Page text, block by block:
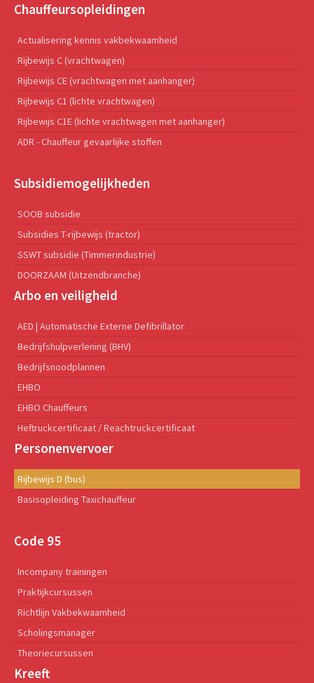
Chauffeursopleidingen
Actualisering kennis vakbekwaamheid
Rijbewijs C (vrachtwagen)
Rijbewijs CE (vrachtwagen met aanhanger)
Rijbewijs C1 (lichte vrachtwagen)
Rijbewijs C1E (lichte vrachtwagen met aanhanger)
ADR - Chauffeur gevaarlijke stoffen
Subsidiemogelijkheden
SOOB subsidie
Subsidies T-rijbewijs (tractor)
SSWT subsidie (Timmerindustrie)
DOORZAAM (Uitzendbranche)
Arbo en veiligheid
AED | Automatische Externe Defibrillator
Bedrijfshulpverlening (BHV)
Bedrijfsnoodplannen
EHBO
EHBO Chauffeurs
Heftruckcertificaat / Reachtruckcertificaat
Personenvervoer
Rijbewijs D (bus)
Basisopleiding Taxichauffeur
Code 95
Incompany trainingen
Praktijkcursussen
Richtlijn Vakbekwaamheid
Scholingsmanager
Theoriecursussen
Kreeft